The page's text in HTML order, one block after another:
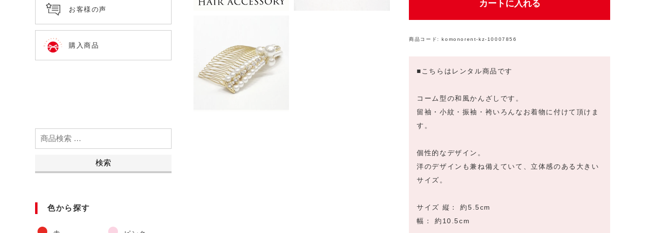
検
検索
色から探す
お客様の声
購入商品
カートに入れる
商品コード:komonorent-kz-10007856
■こちらはレンタル商品です
コーム型の和風かんざしです。
留袖・小紋・振袖・袴いろんなお着物に付けて頂けま
す。
個性的なデザイン。
洋のデザインも兼ね備えていて、立体感のある大きい
サイズ。
サイズ 縦： 約5.5cm
幅： 約10.5cm